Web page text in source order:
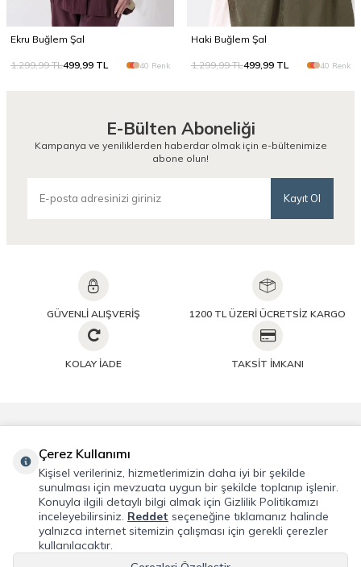
Ekru Buğlem Şal
1.299,99TL499,99 TL 40 Renk
Haki Buğlem Şal
1.299,99TL499,99 TL 40 Renk
E-Bülten Aboneliği
Kampanya ve yeniliklerden haberdar olmak için e-bültenimize
abone olun!
Kayıt Ol
GÜVENLİ ALIŞVERİŞ 1200 TL ÜZERİ ÜCRETSİZ KARGO
KOLAY İADE TAKSİT İMKANI
Hızlı Erişim
Çerez Kullanımı
Kişisel verileriniz, hizmetlerimizin daha iyi bir şekilde
sunulması için mevzuata uygun bir şekilde toplanıp işlenir.
Konuyla ilgili detaylı bilgi almak için Gizlilik Politikamızı
inceleyebilirsiniz. Reddet seçeneğine tıklamanız halinde
yalnızca internet sitemizin çalışması için gerekli çerezler
kullanılacaktır.